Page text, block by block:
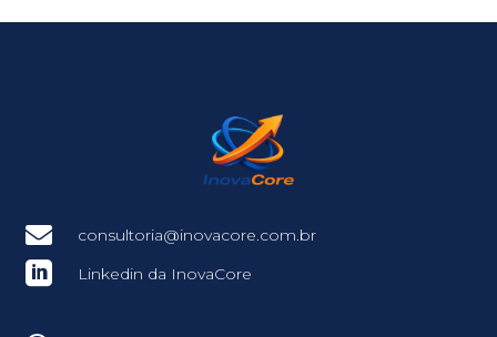
 consultoria@inovacore.com.br
 Linkedin da InovaCore